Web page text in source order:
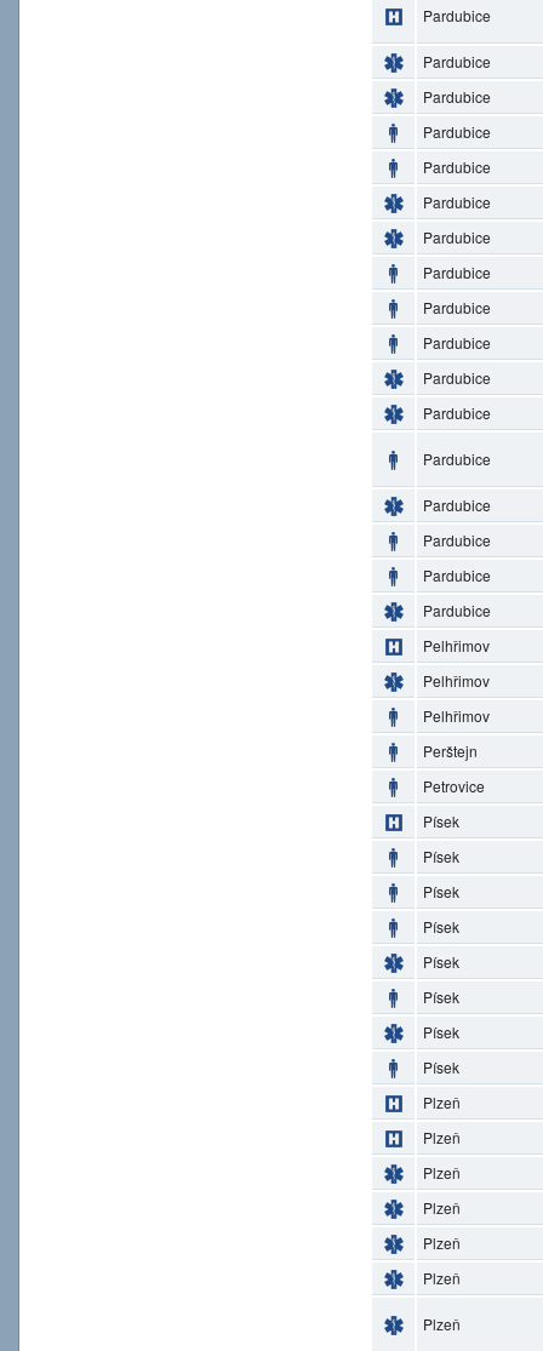
Pardubice
Pardubice
Pardubice
Pardubice
Pardubice
Pardubice
Pardubice
Pardubice
Pardubice
Pardubice
Pardubice
Pardubice
Pardubice
Pardubice
Pardubice
Pardubice
Pardubice
Pelhřimov
Pelhřimov
Pelhřimov
Perštejn
Petrovice
Písek
Písek
Písek
Písek
Písek
Písek
Písek
Písek
Plzeň
Plzeň
Plzeň
Plzeň
Plzeň
Plzeň
Plzeň